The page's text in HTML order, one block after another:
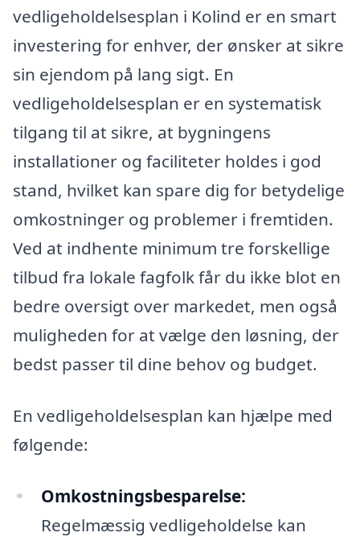
vedligeholdelsesplan i Kolind er en smart
investering for enhver, der ønsker at sikre
sin ejendom på lang sigt. En
vedligeholdelsesplan er en systematisk
tilgang til at sikre, at bygningens
installationer og faciliteter holdes i god
stand, hvilket kan spare dig for betydelige
omkostninger og problemer i fremtiden.
Ved at indhente minimum tre forskellige
tilbud fra lokale fagfolk får du ikke blot en
bedre oversigt over markedet, men også
muligheden for at vælge den løsning, der
bedst passer til dine behov og budget.
En vedligeholdelsesplan kan hjælpe med
følgende:
Omkostningsbesparelse:
Regelmæssig vedligeholdelse kan